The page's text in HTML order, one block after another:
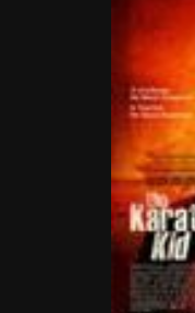
Культура
Мероприятия
Новости
Подарки